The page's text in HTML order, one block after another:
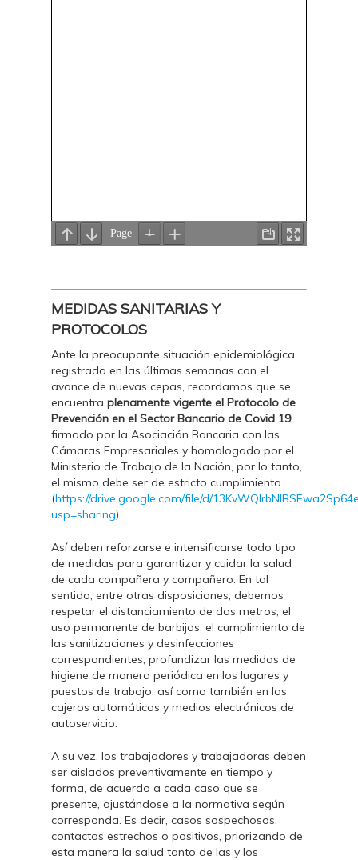
MEDIDAS SANITARIAS Y
PROTOCOLOS
Ante la preocupante situación epidemiológica
registrada en las últimas semanas con el
avance de nuevas cepas, recordamos que se
encuentra plenamente vigente el Protocolo de
Prevención en el Sector Bancario de Covid 19
firmado por la Asociación Bancaria con las
Cámaras Empresariales y homologado por el
Ministerio de Trabajo de la Nación, por lo tanto,
el mismo debe ser de estricto cumplimiento.
(https://drive.google.com/file/d/
usp=sharing)
Así deben reforzarse e intensificarse todo tipo
de medidas para garantizar y cuidar la salud
de cada compañera y compañero. En tal
sentido, entre otras disposiciones, debemos
respetar el distanciamiento de dos metros, el
uso permanente de barbijos, el cumplimiento de
las sanitizaciones y desinfecciones
correspondientes, profundizar las medidas de
higiene de manera periódica en los lugares y
puestos de trabajo, así como también en los
cajeros automáticos y medios electrónicos de
autoservicio.
A su vez, los trabajadores y trabajadoras deben
ser aislados preventivamente en tiempo y
forma, de acuerdo a cada caso que se
presente, ajustándose a la normativa según
corresponda. Es decir, casos sospechosos,
contactos estrechos o positivos, priorizando de
esta manera la salud tanto de las y los